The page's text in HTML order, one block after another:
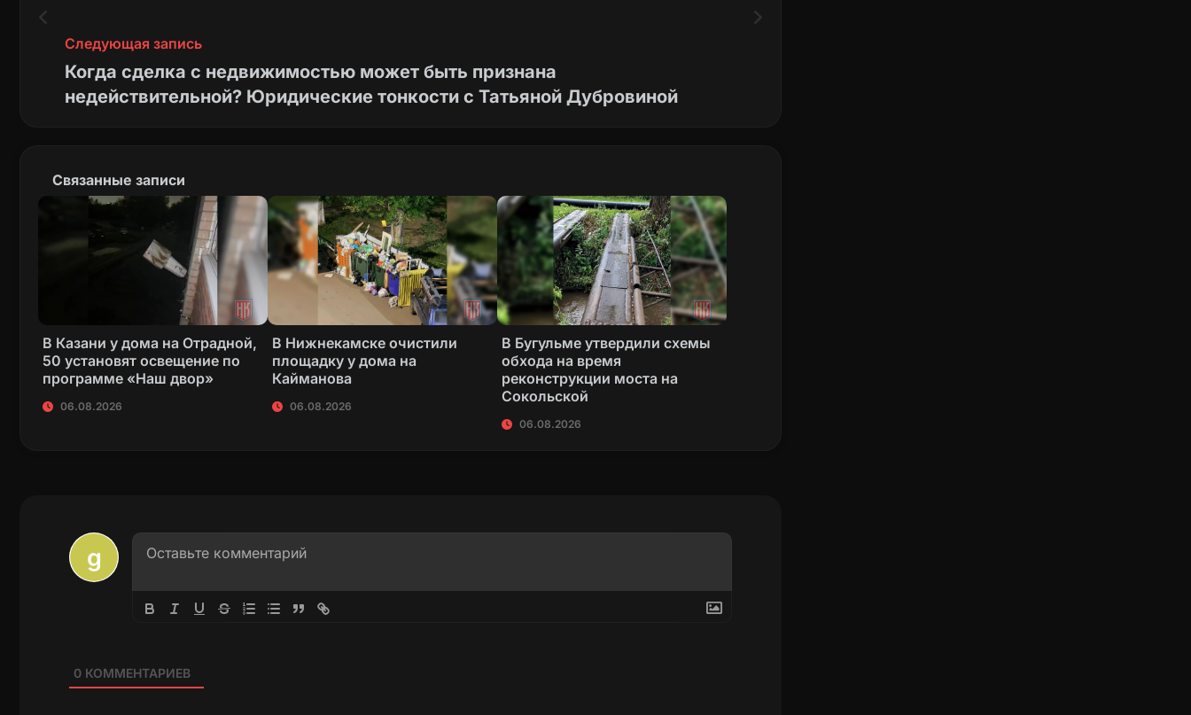
Следующая запись
Когда сделка с недвижимостью может быть признана
недействительной? Юридические тонкости с Татьяной Дубровиной
Связанные записи
В Казани у дома на Отрадной,
50 установят освещение по
программе «Наш двор»
06.08.2026
В Нижнекамске очистили
площадку у дома на
Кайманова
06.08.2026
В Бугульме утвердили схемы
обхода на время
реконструкции моста на
Сокольской
06.08.2026
0КОММЕНТАРИЕВ